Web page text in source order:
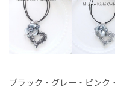
ブラック・グレー・ピンク